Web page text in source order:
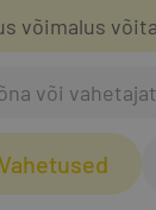
võimalus